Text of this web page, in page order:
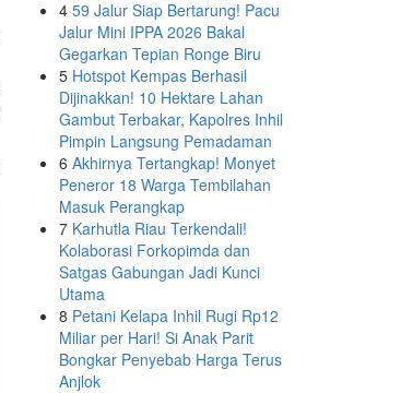
4 59 Jalur Siap Bertarung! Pacu
Jalur Mini IPPA 2026 Bakal
Gegarkan Tepian Ronge Biru
5 Hotspot Kempas Berhasil
Dijinakkan! 10 Hektare Lahan
Gambut Terbakar, Kapolres Inhil
Pimpin Langsung Pemadaman
6 Akhirnya Tertangkap! Monyet
Peneror 18 Warga Tembilahan
Masuk Perangkap
7 Karhutla Riau Terkendali!
Kolaborasi Forkopimda dan
Satgas Gabungan Jadi Kunci
Utama
8 Petani Kelapa Inhil Rugi Rp12
Miliar per Hari! Si Anak Parit
Bongkar Penyebab Harga Terus
Anjlok